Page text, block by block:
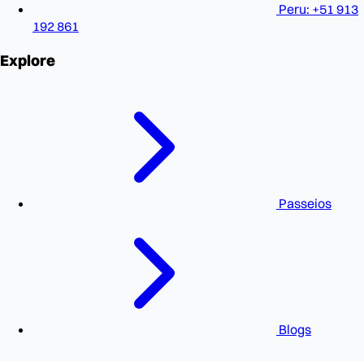
Peru: +51 913
192 861
Explore
Passeios
Blogs